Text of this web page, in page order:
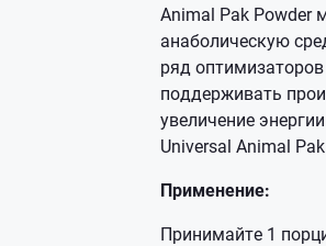
Animal Pak Powder
анаболическую
ряд
поддерживать
увеличение
Universal Animal
Применение:
Принимайте 1